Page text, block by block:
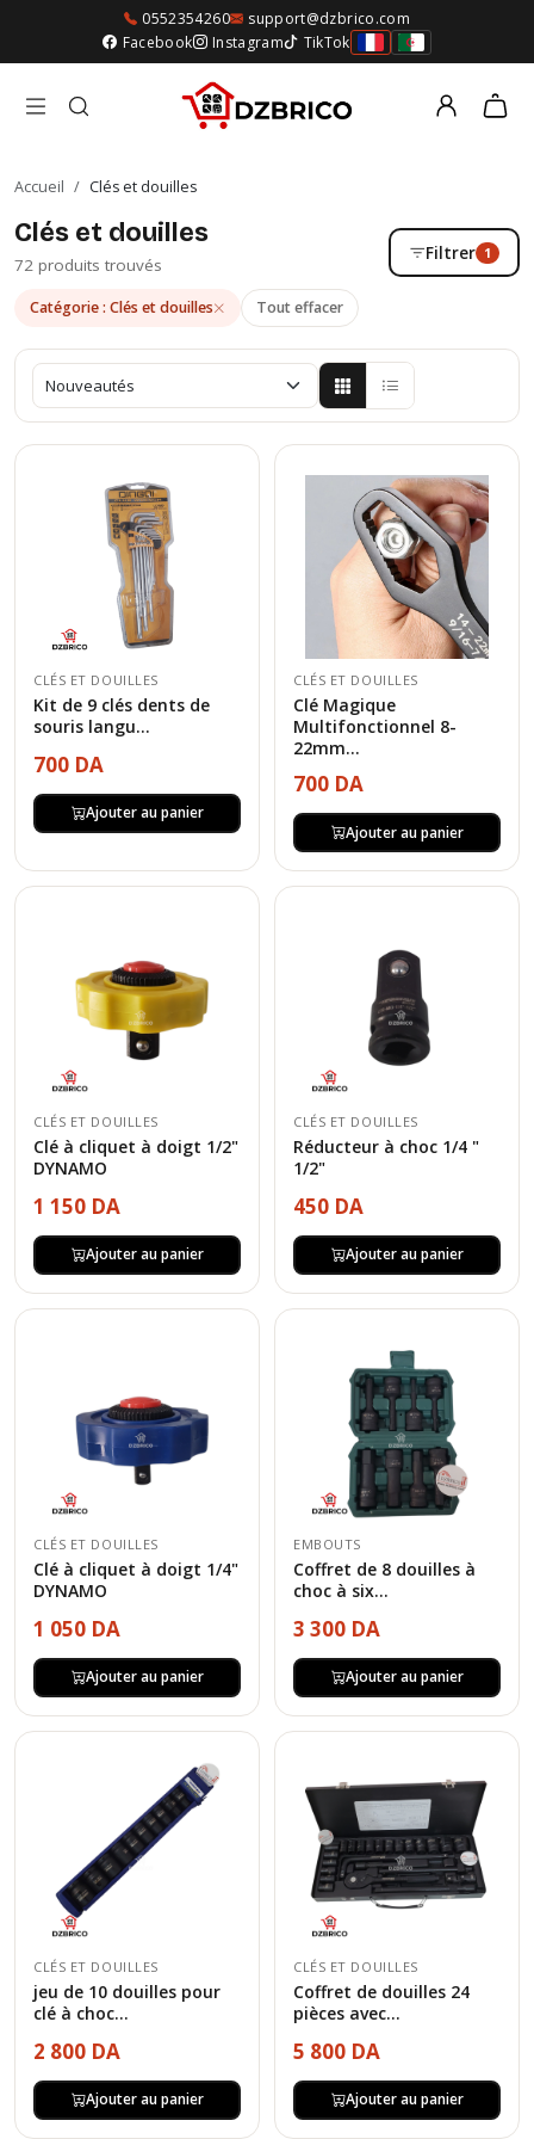
0552354260
support@dzbrico.com
Facebook
Instagram TikTok
Accueil / Clés et douilles
Clés et douilles
72 produits trouvés
Filtrer 1
Catégorie : Clés et douilles Tout effacer
CLÉS ET DOUILLES
Kit de 9 clés dents de
souris langu...
700 DA
Ajouter au panier
CLÉS ET DOUILLES
Clé Magique
Multifonctionnel 8-
22mm...
700 DA
Ajouter au panier
CLÉS ET DOUILLES
Clé à cliquet à doigt 1/2"
DYNAMO
1 150 DA
Ajouter au panier
CLÉS ET DOUILLES
Réducteur à choc 1/4 "
1/2"
450 DA
Ajouter au panier
CLÉS ET DOUILLES
Clé à cliquet à doigt 1/4"
DYNAMO
1 050 DA
Ajouter au panier
EMBOUTS
Coffret de 8 douilles à
choc à six...
3 300 DA
Ajouter au panier
CLÉS ET DOUILLES
jeu de 10 douilles pour
clé à choc...
2 800 DA
Ajouter au panier
CLÉS ET DOUILLES
Coffret de douilles 24
pièces avec...
5 800 DA
Ajouter au panier